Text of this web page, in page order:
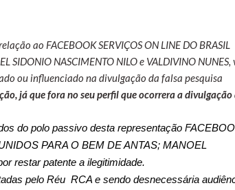
FACEBOOK SERVIÇOS ON LINE DO BRASIL
SIDONIO NASCIMENTO NILO e VALDIVINO NUNES,
ou influenciado na divulgação da falsa pesquisa
já que fora no seu perfil que ocorrera a divulgação
do polo passivo desta representação
PARA O BEM DE ANTAS; MANOEL
restar patente a ilegitimidade.
pelo Réu RCA e sendo desnecessária